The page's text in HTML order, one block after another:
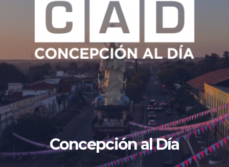
Concepción al Día